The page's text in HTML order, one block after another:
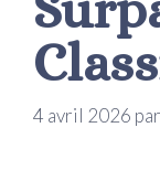
4 avril 2026 par